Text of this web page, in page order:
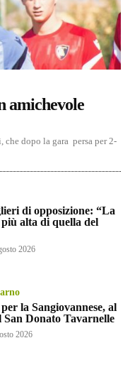
amichevole
dopo la gara persa per 2-
di opposizione: “La
alta di quella del
2026
la Sangiovannese, al
Donato Tavarnelle
2026